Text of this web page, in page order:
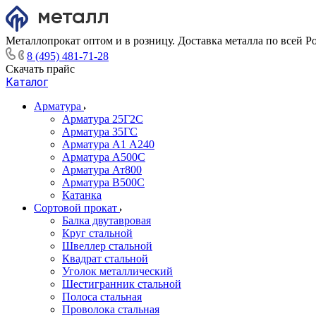
Металлопрокат оптом и в розницу. Доставка металла по всей
8 (495) 481-71-28
Скачать прайс
Каталог
Арматура
Арматура 25Г2С
Арматура 35ГС
Арматура А1 А240
Арматура А500С
Арматура Ат800
Арматура В500С
Катанка
Сортовой прокат
Балка двутавровая
Круг стальной
Швеллер стальной
Квадрат стальной
Уголок металлический
Шестигранник стальной
Полоса стальная
Проволока стальная